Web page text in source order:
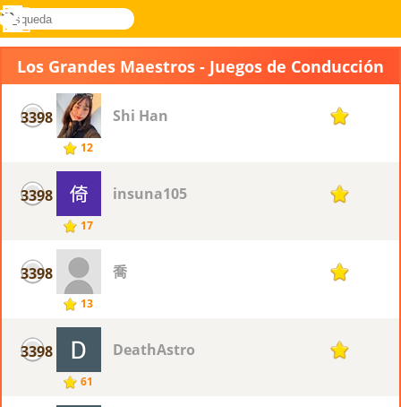
Novel
búsqueda
Acceder
Menú
Los Grandes Maestros - Juegos de Conducción
3398
12
Shi Han 1
3398
17
insuna105 1
3398
13
喬 1
3398
61
DeathAstro 1